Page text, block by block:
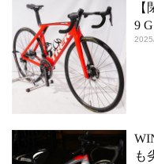
9 G
も